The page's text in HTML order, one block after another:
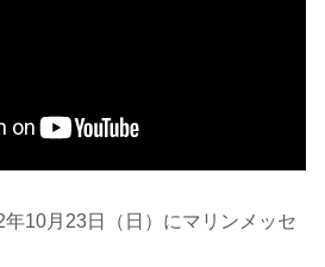
年10月23日（日）にマリンメッセ